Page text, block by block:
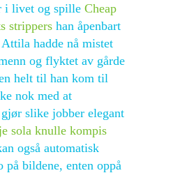
i livet og spille Cheap
strippers han åpenbart
hadde nå mistet
og flyktet av gårde
helt til han kom til
nok med at
slike jobber elegant
sola knulle kompis
også automatisk
på bildene, enten oppå